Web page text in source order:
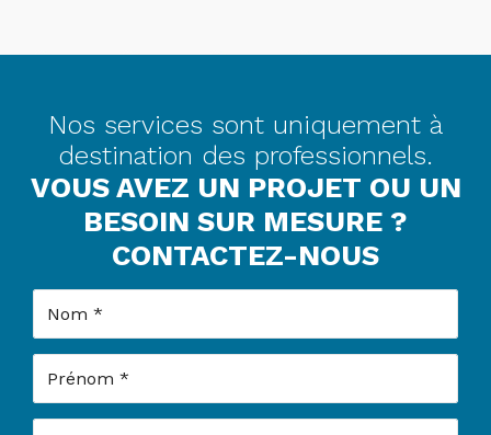
Nos services sont uniquement à
destination des professionnels.
VOUS AVEZ UN PROJET OU UN
BESOIN SUR MESURE ?
CONTACTEZ-NOUS